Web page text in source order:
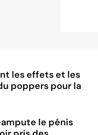
les effets et les
poppers pour la
le pénis